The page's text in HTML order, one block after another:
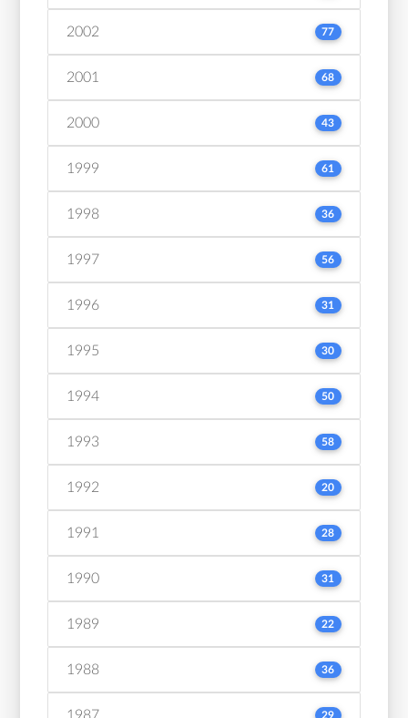
2002 77
2001 68
2000 43
1999 61
1998 36
1997 56
1996 31
1995 30
1994 50
1993 58
1992 20
1991 28
1990 31
1989 22
1988 36
1987 29